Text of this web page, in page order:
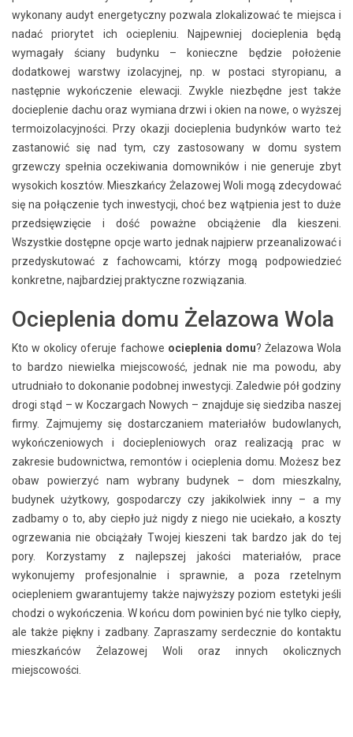
wykonany audyt energetyczny pozwala zlokalizować te miejsca i
nadać priorytet ich ociepleniu. Najpewniej docieplenia będą
wymagały ściany budynku – konieczne będzie położenie
dodatkowej warstwy izolacyjnej, np. w postaci styropianu, a
następnie wykończenie elewacji. Zwykle niezbędne jest także
docieplenie dachu oraz wymiana drzwi i okien na nowe, o wyższej
termoizolacyjności. Przy okazji docieplenia budynków warto też
zastanowić się nad tym, czy zastosowany w domu system
grzewczy spełnia oczekiwania domowników i nie generuje zbyt
wysokich kosztów. Mieszkańcy Żelazowej Woli mogą zdecydować
się na połączenie tych inwestycji, choć bez wątpienia jest to duże
przedsięwzięcie i dość poważne obciążenie dla kieszeni.
Wszystkie dostępne opcje warto jednak najpierw przeanalizować i
przedyskutować z fachowcami, którzy mogą podpowiedzieć
konkretne, najbardziej praktyczne rozwiązania.
Ocieplenia domu Żelazowa Wola
Kto w okolicy oferuje fachowe ocieplenia domu? Żelazowa Wola
to bardzo niewielka miejscowość, jednak nie ma powodu, aby
utrudniało to dokonanie podobnej inwestycji. Zaledwie pół godziny
drogi stąd – w Koczargach Nowych – znajduje się siedziba naszej
firmy. Zajmujemy się dostarczaniem materiałów budowlanych,
wykończeniowych i dociepleniowych oraz realizacją prac w
zakresie budownictwa, remontów i ocieplenia domu. Możesz bez
obaw powierzyć nam wybrany budynek – dom mieszkalny,
budynek użytkowy, gospodarczy czy jakikolwiek inny – a my
zadbamy o to, aby ciepło już nigdy z niego nie uciekało, a koszty
ogrzewania nie obciążały Twojej kieszeni tak bardzo jak do tej
pory. Korzystamy z najlepszej jakości materiałów, prace
wykonujemy profesjonalnie i sprawnie, a poza rzetelnym
ociepleniem gwarantujemy także najwyższy poziom estetyki jeśli
chodzi o wykończenia. W końcu dom powinien być nie tylko ciepły,
ale także piękny i zadbany. Zapraszamy serdecznie do kontaktu
mieszkańców Żelazowej Woli oraz innych okolicznych
miejscowości.